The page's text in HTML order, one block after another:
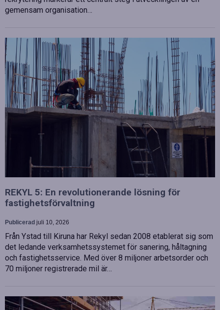
gemensam organisation…
REKYL 5: En revolutionerande lösning för
fastighetsförvaltning
Publicerad juli 10, 2026
Från Ystad till Kiruna har Rekyl sedan 2008 etablerat sig som
det ledande verksamhetssystemet för sanering, håltagning
och fastighetsservice. Med över 8 miljoner arbetsorder och
70 miljoner registrerade mil är…